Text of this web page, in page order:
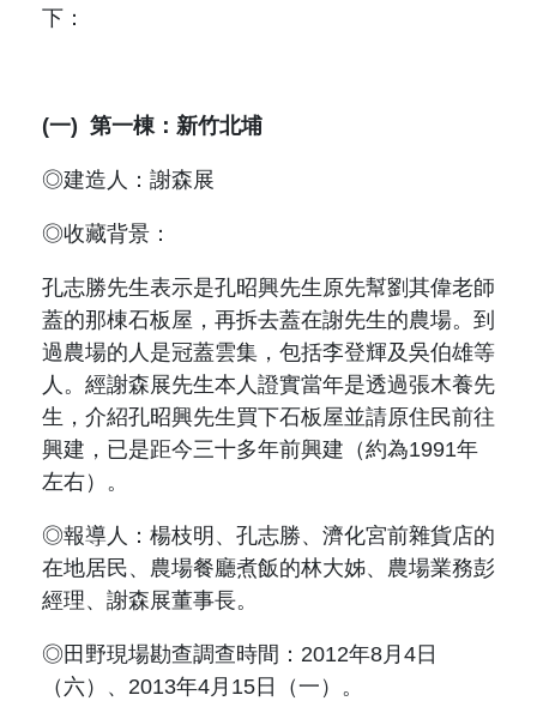
下：
(一) 第一棟：新竹北埔
◎建造人：謝森展
◎收藏背景：
孔志勝先生表示是孔昭興先生原先幫劉其偉老師
蓋的那棟石板屋，再拆去蓋在謝先生的農場。到
過農場的人是冠蓋雲集，包括李登輝及吳伯雄等
人。經謝森展先生本人證實當年是透過張木養先
生，介紹孔昭興先生買下石板屋並請原住民前往
興建，已是距今三十多年前興建（約為1991年
左右）。
◎報導人：楊枝明、孔志勝、濟化宮前雜貨店的
在地居民、農場餐廳煮飯的林大姊、農場業務彭
經理、謝森展董事長。
◎田野現場勘查調查時間： 2012年8月 4 日
（六）、 2013年4月 15 日（一）。